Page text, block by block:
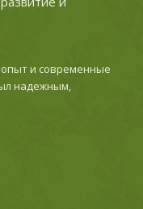
и современные
надежным,